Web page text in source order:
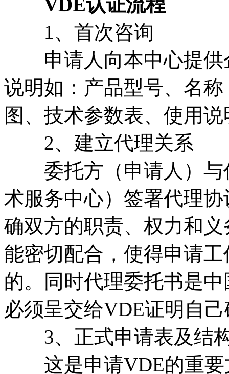
1、首次咨询
申请人向本中心提供
说明如：产品型号、名
图、技术参数表、使用
2、建立代理关系
委托方（申请人）与
术服务中心）签署代理
确双方的职责、权力和
能密切配合，使得申请
的。同时代理委托书是
必须呈交给VDE证明自
3、正式申请表及结
这是申请VDE的重要